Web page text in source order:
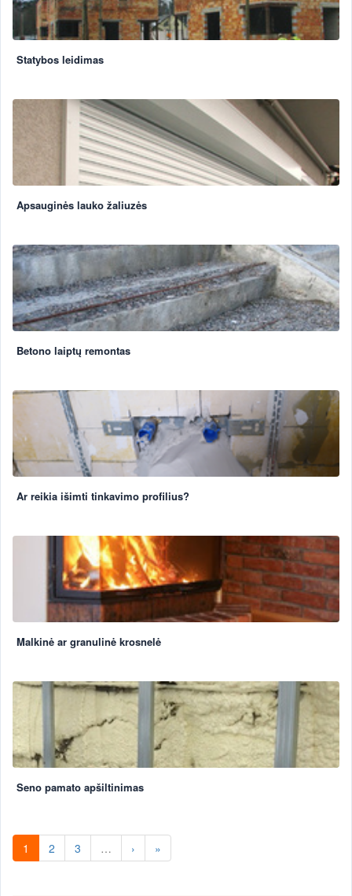
Statybos leidimas
Apsauginės lauko žaliuzės
Betono laiptų remontas
Ar reikia išimti tinkavimo profilius?
Malkinė ar granulinė krosnelė
Seno pamato apšiltinimas
1 2 3 … › »